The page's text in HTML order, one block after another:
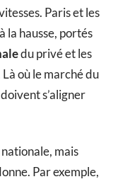
Paris et les
la hausse, portés
du privé et les
où le marché du
s’aligner
mais
Par exemple,